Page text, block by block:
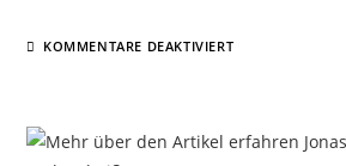
KOMMENTARE DEAKTIVIERTFÜR
STABILISIERT